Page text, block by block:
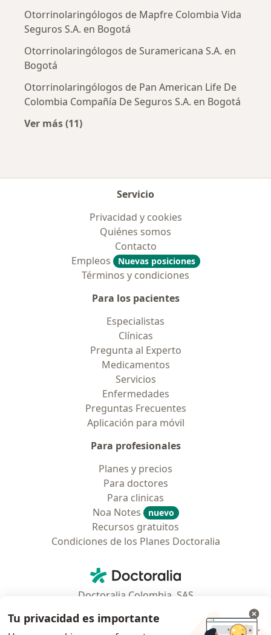
Otorrinolaringólogos de Mapfre Colombia Vida
Seguros S.A. en Bogotá
Otorrinolaringólogos de Suramericana S.A. en
Bogotá
Otorrinolaringólogos de Pan American Life De
Colombia Compañía De Seguros S.A. en Bogotá
Ver más (11)
Servicio
Privacidad y cookies
Quiénes somos
Contacto
Empleos
Nuevas posiciones
Términos y condiciones
Para los pacientes
Especialistas
Clínicas
Pregunta al Experto
Medicamentos
Servicios
Enfermedades
Preguntas Frecuentes
Aplicación para móvil
Para profesionales
Planes y precios
Para doctores
Para clinicas
Noa Notes
nuevo
Recursos gratuitos
Condiciones de los Planes Doctoralia
Doctoralia - Página de inicio
Doctoralia Colombia, SAS
Municipio: Bogotá D.C., Colombia
Tu privacidad es importante